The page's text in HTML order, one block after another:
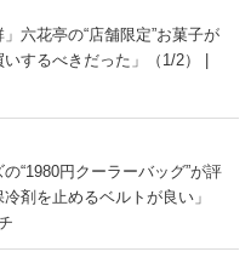
六花亭の“店舗限定”お菓子が
するべきだった」（1/2） |
“1980円クーラーバッグ”が評
剤を止めるベルトが良い」